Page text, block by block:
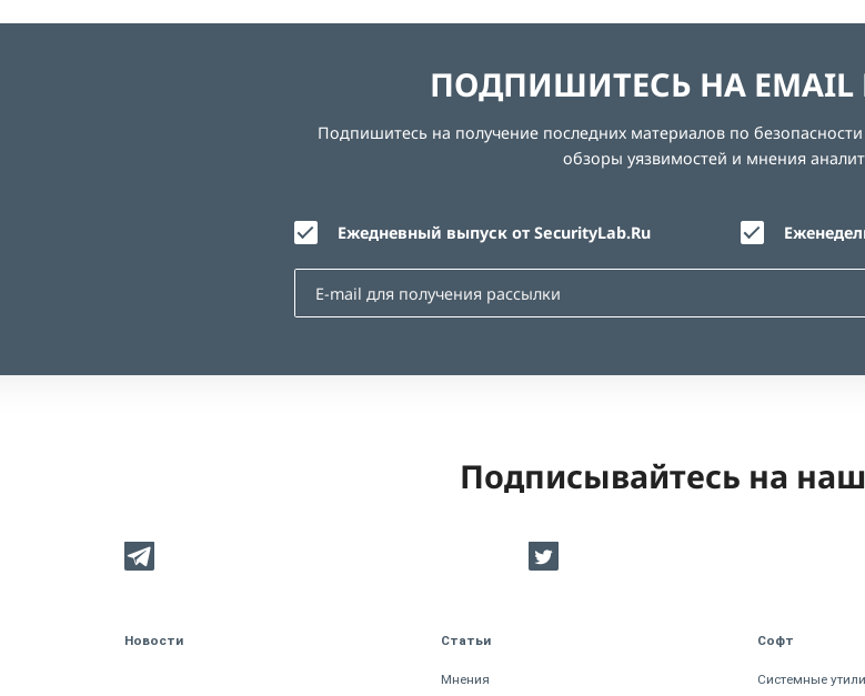
ПОДПИШИТЕСЬ НА
Подпишитесь на получение последних материалов по
обзоры уязвимостей и мнения
Ежедневный выпуск от SecurityLab.Ru
Подписывайтесь на
Новости Статьи
Мнения
Софт
Системные